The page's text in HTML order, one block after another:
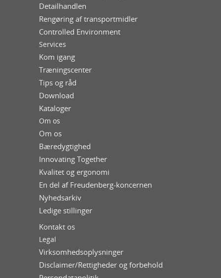
Detailhandlen
Rengøring af transportmidler
Controlled Environment
Services
Kom igang
Træningscenter
Tips og råd
Download
Kataloger
Om os
Om os
Bæredygtighed
Innovating Together
Kvalitet og ergonomi
En del af Freudenberg-koncernen
Nyhedsarkiv
Ledige stillinger
Kontakt os
Legal
Virksomhedsoplysninger
Disclaimer/Rettigheder og forbehold